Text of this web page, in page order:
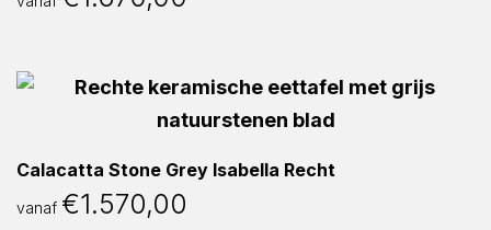
Calacatta Stone Grey Isabella Recht
vanaf €1.570,00